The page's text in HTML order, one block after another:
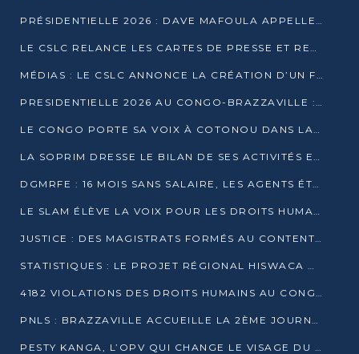
PRÉSIDENTIELLE 2026 : DAVE MAFOULA APPELLE LES CONGOLAIS À UN « NOUVEAU DÉPART »
LE CSLC RELANCE LES CARTES DE PRESSE ET RECONNAÎT OFFICIELLEMENT LES MÉDIAS EN LIGNE
MÉDIAS : LE CSLC ANNONCE LA CRÉATION D’UN FONDS D’APPUI À LA PRESSE
PRESIDENTIELLE 2026 AU CONGO-BRAZZAVILLE : UN CASTING ÉLARGI
LE CONGO PORTE SA VOIX À COTONOU DANS LA LUTTE CONTRE LA TUBERCULOSE
LA SOPRIM DRESSE LE BILAN DE SES ACTIVITÉS ET FIXE DE NOUVELLES PRIORITÉS
DGMRFE : 16 MOIS SANS SALAIRE, LES AGENTS ÉTOUFFENT DANS LE SILENCE
LE SLAM ÉLÈVE LA VOIX POUR LES DROITS HUMAINS À BRAZZAVILLE
JUSTICE : DES MAGISTRATS FORMÉS AU CONTENTIEUX DE LA PROPRIÉTÉ INTELLECTUELLE
STATISTIQUES : LE PROJET RÉGIONAL HISWACA OFFICIELLEMENT LANCÉ AU CONGO
4182 VIOLATIONS DES DROITS HUMAINS AU CONGO EN 2025 SELON LE CAD
PNLS : BRAZZAVILLE ACCUEILLE LA 2ÈME JOURNÉE SCIENTIFIQUE SUR LE VIH/SIDA
PESTY KANGA, L’OPV QUI CHANGE LE VISAGE DU REPORTAGE AU CONGO